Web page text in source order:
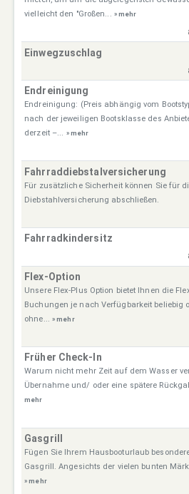
vielleicht den "Großen... » mehr
Einwegzuschlag
Endreinigung
Endreinigung: (Preis abhängig vom
nach der jeweiligen Bootsklasse des
derzeit –... » mehr
Fahrraddiebstalversicherung
Für zusätzliche Sicherheit können Sie für
Diebstahlversicherung abschließen.
Fahrradkindersitz
Flex-Option
Unsere Flex-Plus Option bietet Ihnen die
Buchungen je nach Verfügbarkeit beliebig
ohne... » mehr
Früher Check-In
Warum nicht mehr Zeit auf dem Wasser
Übernahme und/ oder eine spätere
mehr
Gasgrill
Fügen Sie Ihrem Hausbooturlaub
Gasgrill. Angesichts der vielen bunten
» mehr